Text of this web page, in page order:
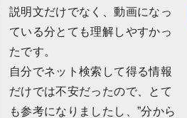
説明文だけでなく、動画になっ
ている分とても理解しやすかっ
たです。
自分でネット検索して得る情報
だけでは不安だったので、とて
も参考になりましたし、”分から